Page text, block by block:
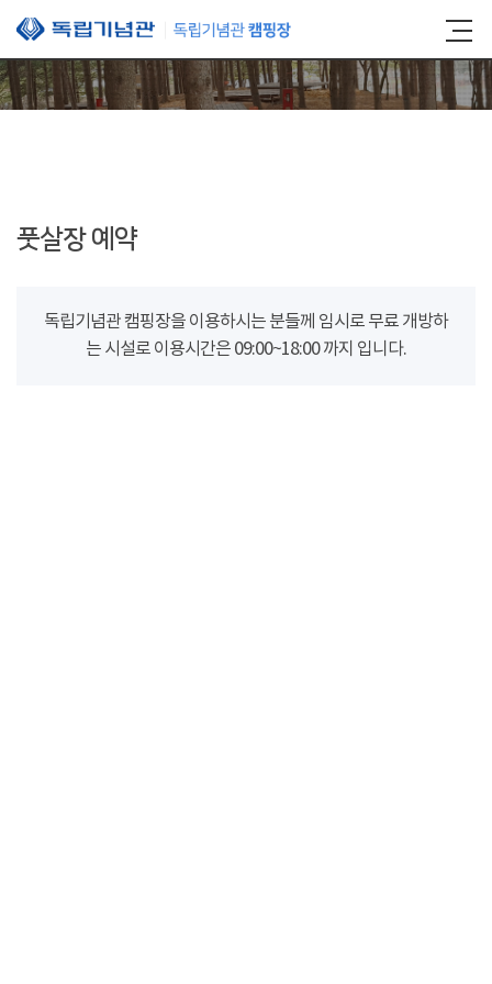
본문 바로가기
풋살장 예약
독립기념관 캠핑장을 이용하시는 분들께 임시로 무료 개방하
는 시설로 이용시간은 09:00~18:00 까지 입니다.